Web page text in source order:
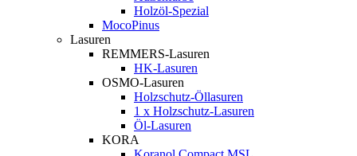
Holzöl-Spezial
MocoPinus
Lasuren
REMMERS-Lasuren
HK-Lasuren
OSMO-Lasuren
Holzschutz-Öllasuren
1 x Holzschutz-Lasuren
Öl-Lasuren
KORA